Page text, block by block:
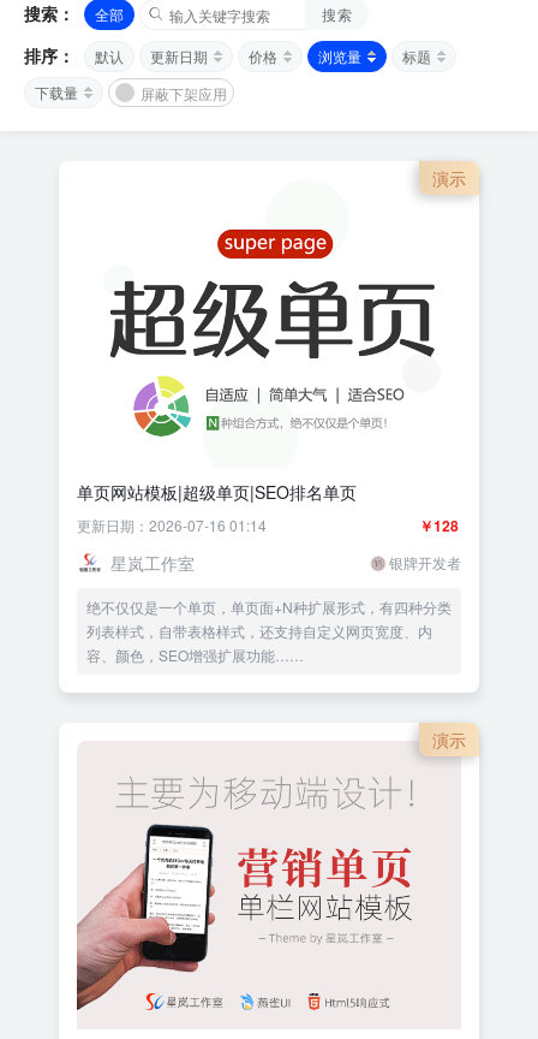
搜索： 全部 搜索
排序： 默认 更新日期 价格 浏览量
标题
下载量
屏蔽下架应用
演示
单页网站模板|超级单页|SEO排名单页
￥128
更新日期：2026-07-16 01:14
星岚工作室 银牌开发者
绝不仅仅是一个单页，单页面+N种扩展形式，有四种分类
列表样式，自带表格样式，还支持自定义网页宽度、内
容、颜色，SEO增强扩展功能……
演示